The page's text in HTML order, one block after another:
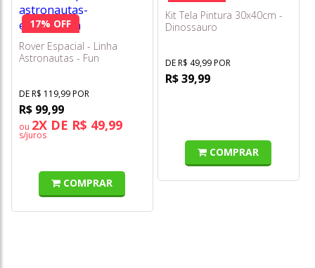
17% OFF
Rover Espacial - Linha
Astronautas - Fun
DE R$ 119,99 POR
R$ 99,99
ou 2X DE R$ 49,99
s/juros
COMPRAR
Kit Tela Pintura 30x40cm -
Dinossauro
DE R$ 49,99 POR
R$ 39,99
COMPRAR